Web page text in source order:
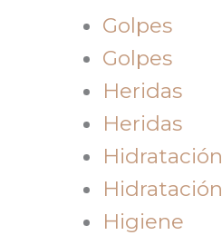
Golpes
Golpes
Heridas
Heridas
Hidratación
Hidratación
Higiene